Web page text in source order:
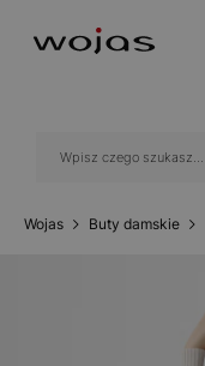
Wojas Buty damskie